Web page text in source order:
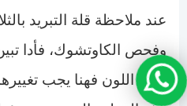
عند ملاحظة قلة التبريد
وفحص الكاوتشوك، فأدا
تغيير اللون فهنا يجب